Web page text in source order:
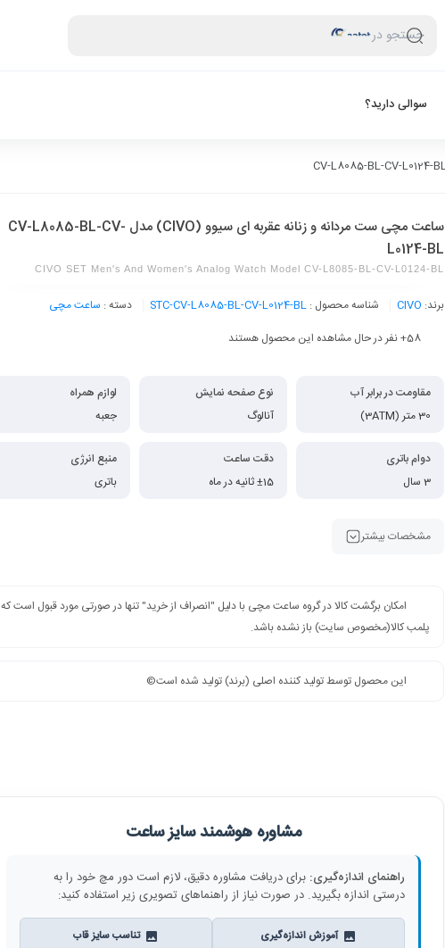
جستجو در
سوالی دارید؟
ساعت مچی ست مردانه و زنانه عقربه ای سیوو (CIVO) مدل CV-L8085-BL-CV-
L0124-BL
CIVO SET Men's And Women's Analog Watch Model CV-L8085-BL-CV-L0124-BL
برند: CIVO شناسه محصول : STC-CV-L8085-BL-CV-L0124-BL دسته : ساعت مچی
58+ نفر در حال مشاهده این محصول هستند
مقاومت در برابر آب
30 متر (3ATM)
نوع صفحه نمایش
آنالوگ
لوازم همراه
جعبه
دوام باتری
3 سال
دقت ساعت
±15 ثانیه در ماه
منبع انرژی
باتری
مشخصات بیشتر
امکان برگشت کالا در گروه ساعت مچی با دلیل "انصراف از خرید" تنها در صورتی مورد قبول است که
پلمب کالا(مخصوص سایت) باز نشده باشد.
این محصول توسط تولید کننده اصلی (برند) تولید شده است©️
مشاوره هوشمند سایز ساعت
راهنمای اندازه‌گیری: برای دریافت مشاوره دقیق، لازم است دور مچ خود را به
درستی اندازه بگیرید. در صورت نیاز از راهنماهای تصویری زیر استفاده کنید:
آموزش اندازه‌گیری تناسب سایز قاب